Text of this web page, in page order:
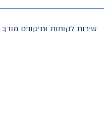
שירות לקוחות ותיקונים מודן: